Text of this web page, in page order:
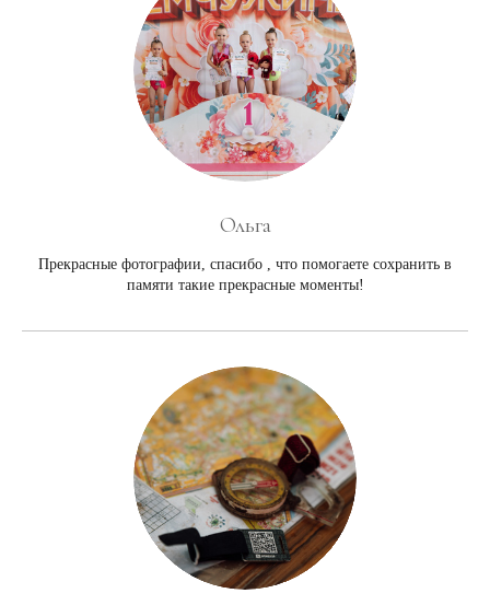
Ольга
Прекрасные фотографии, спасибо , что помогаете сохранить в
памяти такие прекрасные моменты!